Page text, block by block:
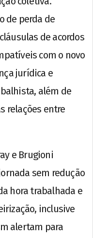
de perda de
de acordos
com o novo
jurídica e
além de
relações entre
e Brugioni
sem redução
hora trabalhada e
inclusive
alertam para